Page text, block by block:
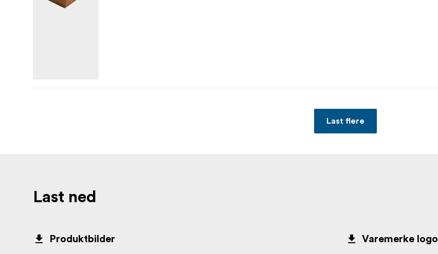
Last flere
Last ned
Produktbilder
Varemerke logo